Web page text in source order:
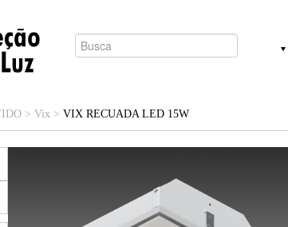
> Vix > VIX RECUADA LED 15W